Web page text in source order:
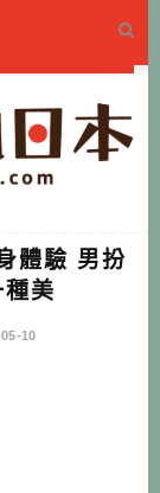
體驗 男扮
美
10